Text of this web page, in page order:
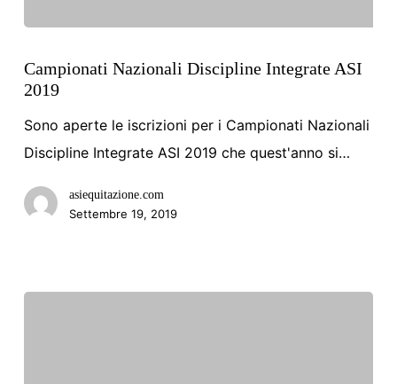
Nazionali
Discipline
Integrate
ASI
Campionati Nazionali Discipline Integrate ASI
2019
Sono aperte le iscrizioni per i Campionati Nazionali
Discipline Integrate ASI 2019 che quest'anno si…
asiequitazione.com
Settembre 19, 2019